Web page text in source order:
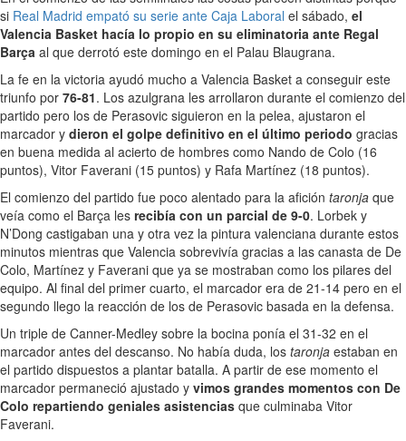
si Real Madrid empató su serie ante Caja Laboral el sábado, el
Valencia Basket hacía lo propio en su eliminatoria ante Regal
Barça al que derrotó este domingo en el Palau Blaugrana.
La fe en la victoria ayudó mucho a Valencia Basket a conseguir este
triunfo por 76-81. Los azulgrana les arrollaron durante el comienzo del
partido pero los de Perasovic siguieron en la pelea, ajustaron el
marcador y dieron el golpe definitivo en el último periodo gracias
en buena medida al acierto de hombres como Nando de Colo (16
puntos), Vitor Faverani (15 puntos) y Rafa Martínez (18 puntos).
El comienzo del partido fue poco alentado para la afición taronja que
veía como el Barça les recibía con un parcial de 9-0. Lorbek y
N’Dong castigaban una y otra vez la pintura valenciana durante estos
minutos mientras que Valencia sobrevivía gracias a las canasta de De
Colo, Martínez y Faverani que ya se mostraban como los pilares del
equipo. Al final del primer cuarto, el marcador era de 21-14 pero en el
segundo llego la reacción de los de Perasovic basada en la defensa.
Un triple de Canner-Medley sobre la bocina ponía el 31-32 en el
marcador antes del descanso. No había duda, los taronja estaban en
el partido dispuestos a plantar batalla. A partir de ese momento el
marcador permaneció ajustado y vimos grandes momentos con De
Colo repartiendo geniales asistencias que culminaba Vitor
Faverani.